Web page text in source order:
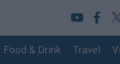
Food & Drink Travel